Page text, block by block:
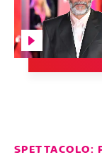
SPETTACOLO: